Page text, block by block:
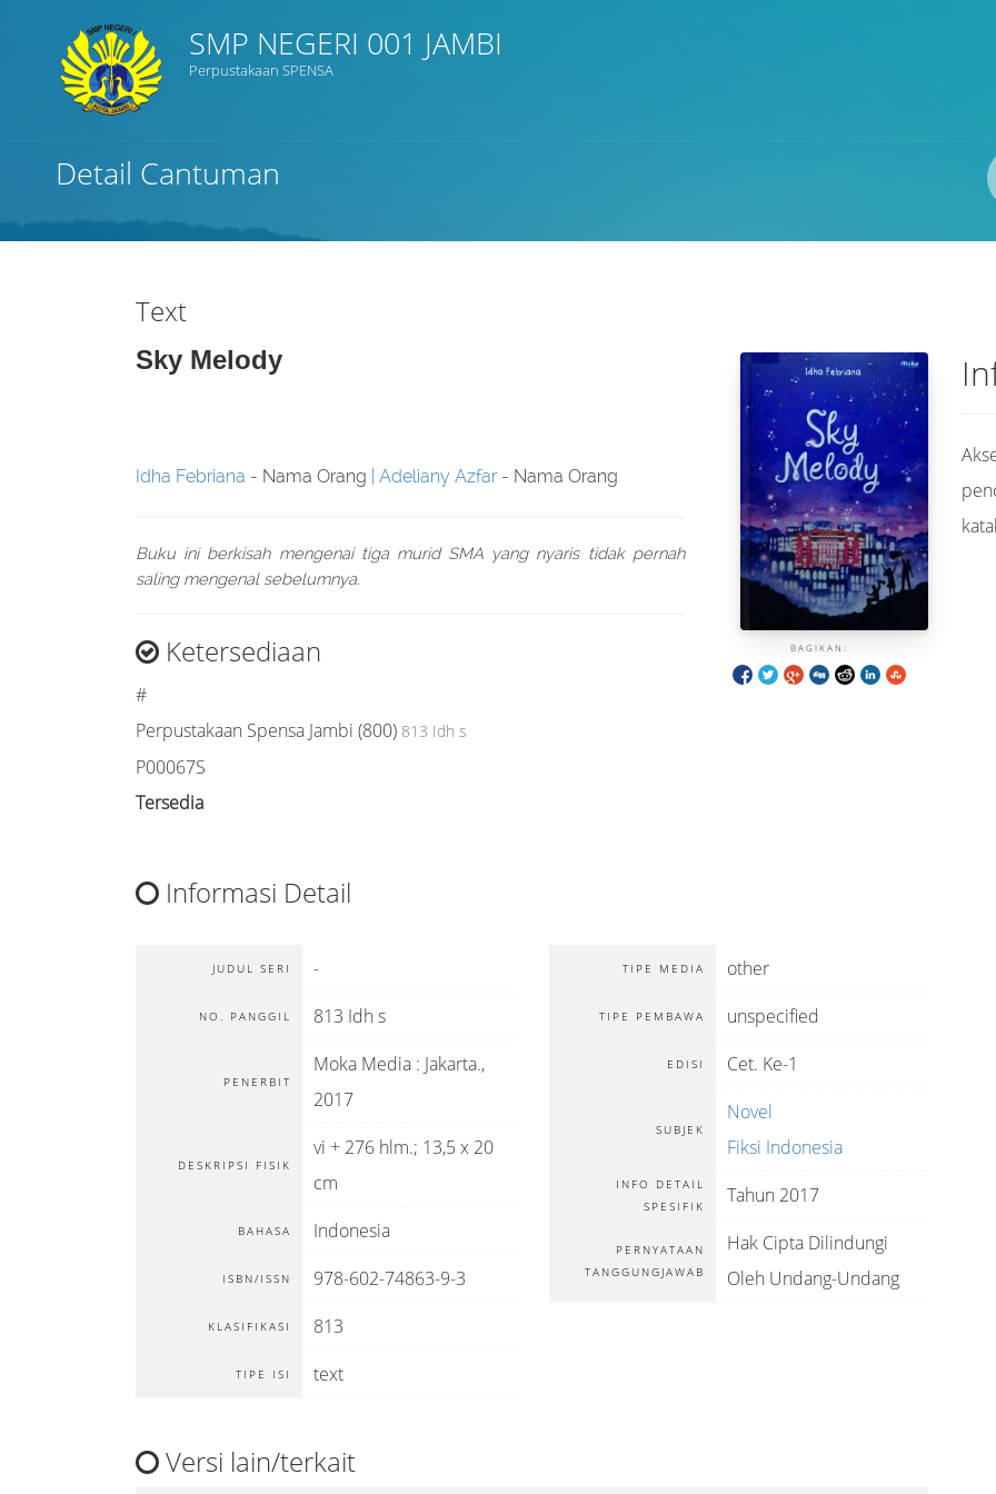
SMP NEGERI 001 JAMBI
Perpustakaan SPENSA
Detail Cantuman
Text
Sky Melody
BAGIKAN:
Idha Febriana - Nama Orang Adeliany Azfar- Nama Orang
Buku ini berkisah mengenai tiga murid SMA yang nyaris tidak pernah
saling mengenal sebelumnya.
Ketersediaan
#
Perpustakaan Spensa Jambi (800) 813 Idh s
P00067S
Tersedia
Informasi Detail
JUDUL SERI -
NO. PANGGIL 813 Idh s
PENERBIT
Moka Media : Jakarta.,
2017
DESKRIPSI FISIK
vi + 276 hlm.; 13,5 x 20
cm
BAHASA Indonesia
ISBN/ISSN 978-602-74863-9-3
KLASIFIKASI 813
TIPE ISI text
TIPE MEDIA other
TIPE PEMBAWA unspecified
EDISI Cet. Ke-1
SUBJEK
Novel
Fiksi Indonesia
INFO DETAIL
SPESIFIK
Tahun 2017
PERNYATAAN
TANGGUNGJAWAB
Hak Cipta Dilindungi
Oleh Undang-Undang
Versi lain/terkait